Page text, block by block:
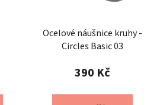
Ocelové náušnice kruhy -
Circles Basic 03
390 Kč